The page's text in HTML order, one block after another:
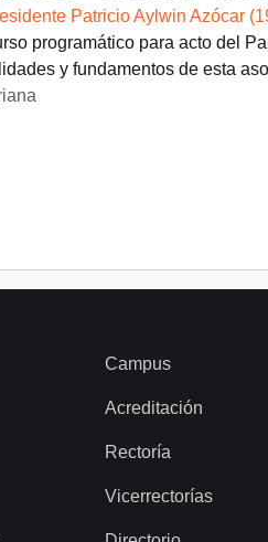
Patricio Aylwin Azócar
programático para acto del
y fundamentos de esta
Campus
Acreditación
Rectoría
Vicerrectorías